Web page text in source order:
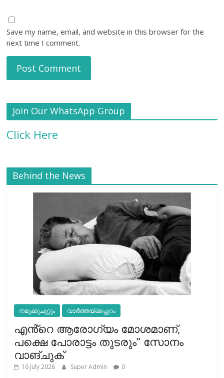
Save my name, email, and website in this browser for the
next time I comment.
Join Our WhatsApp Group
Click Here
Behind the News
നമുക്കുചുറ്റും വാർത്തയ്ക്കപ്പുറം
എൻ്റെ ആരോഗ്യം മോശമാണ്,
പക്ഷെ പോരാട്ടം തുടരും” സോനം
വാങ്ചുക്
16 July 2026 Super Admin 0